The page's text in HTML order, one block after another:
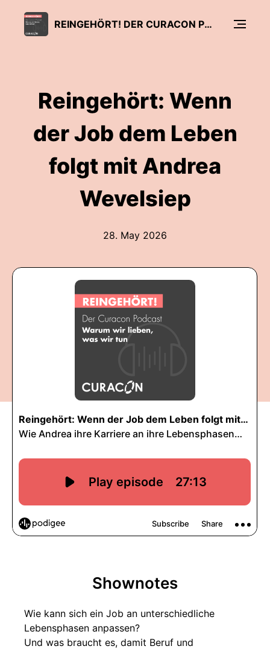
REINGEHÖRT! DER CURACON PODCAST
Reingehört: Wenn
der Job dem Leben
folgt mit Andrea
Wevelsiep
28. May 2026
Shownotes
Wie kann sich ein Job an unterschiedliche
Lebensphasen anpassen?
Und was braucht es, damit Beruf und